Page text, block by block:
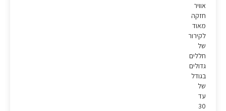
אוויר
חזקה
מאוד
לקירור
של
חללים
גדולים
בגודל
של
עד
30